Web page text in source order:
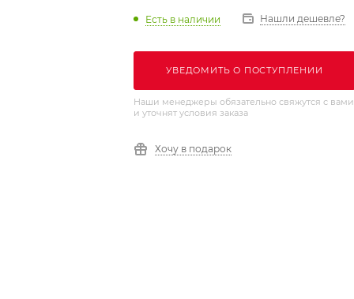
Есть в наличии Нашли дешевле?
УВЕДОМИТЬ О ПОСТУПЛЕНИИ
Наши менеджеры обязательно свяжутся с вами
и уточнят условия заказа
Хочу в подарок